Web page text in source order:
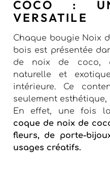
COCO :
VERSATILE
Chaque bougie Noix
bois est présentée
de noix de coco,
naturelle et
intérieure. Ce
seulement
En effet, une fois
coque de noix de
fleurs, de porte-
usages créatifs.